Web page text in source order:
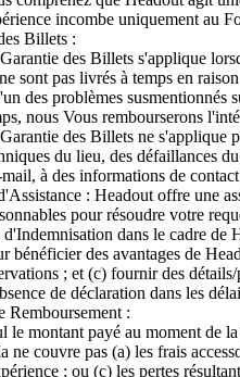
incombe uniquement au
Billets :
des Billets s'applique
sont pas livrés à temps en
des problèmes susmentionnés
nous Vous rembourserons
des Billets ne s'applique
du lieu, des défaillances
à des informations de
: Headout offre une
pour résoudre votre
dans le cadre de
bénéficier des avantages de
; et (c) fournir des
de déclaration dans les
Remboursement :
le montant payé au moment de
ne couvre pas (a) les frais
; ou (c) les pertes